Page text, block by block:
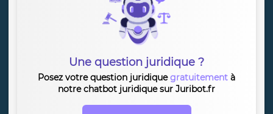
Une question juridique ?
Posez votre question juridiquegratuitement à
notre chatbot juridique sur Juribot.fr